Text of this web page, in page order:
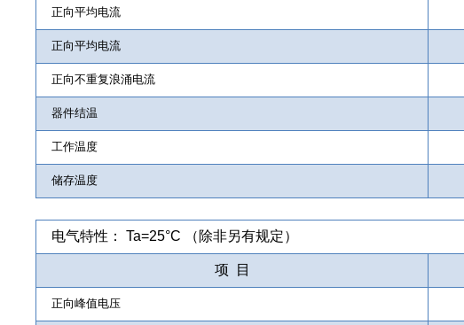
正向平均电流
正向平均电流
正向不重复浪涌电流
器件结温
工作温度
储存温度
电气特性： Ta=25°C （除非另有规定）
项 目
正向峰值电压